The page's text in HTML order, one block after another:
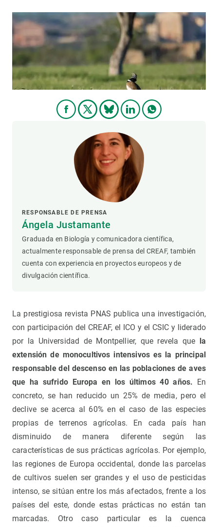
RESPONSABLE DE PRENSA
Ángela Justamante
Graduada en Biología y comunicadora científica,
actualmente responsable de prensa del CREAF, también
cuenta con experiencia en proyectos europeos y de
divulgación científica.
La prestigiosa revista PNAS publica una investigación,
con participación del CREAF, el ICO y el CSIC y liderado
por la Universidad de Montpellier, que revela que
la
extensión de monocultivos intensivos es la principal
responsable del descenso en las poblaciones de aves
que ha sufrido Europa en los últimos 40 años. En
concreto, se han reducido un 25% de media, pero el
declive se acerca al 60% en el caso de las especies
propias de terrenos agrícolas. En cada país han
disminuido de manera diferente según las
características de sus prácticas agrícolas. Por ejemplo,
las regiones de Europa occidental, donde las parcelas
de cultivos suelen ser grandes y el uso de pesticidas
intenso, se sitúan entre los más afectados, frente a los
países del este, donde estas prácticas no están tan
marcadas. Otro caso particular es la cuenca